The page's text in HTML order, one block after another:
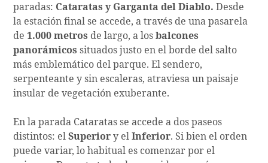
paradas: Cataratas y Garganta del Diablo. Desde
la estación final se accede, a través de una pasarela
de1.000 metros de largo, a losbalcones
panorámicos situados justo en el borde del salto
más emblemático del parque. El sendero,
serpenteante y sin escaleras, atraviesa un paisaje
insular de vegetación exuberante.
En la parada Cataratas se accede a dos paseos
distintos: elSuperior y elInferior. Si bien el orden
puede variar, lo habitual es comenzar por el